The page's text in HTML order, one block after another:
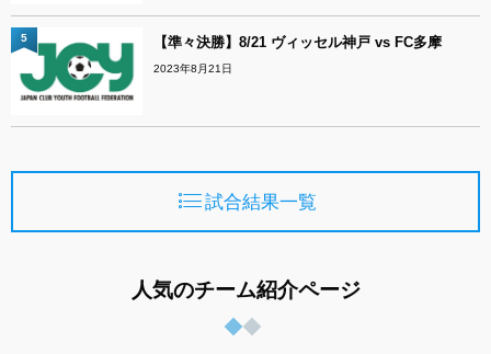
【準々決勝】8/21 ヴィッセル神戸 vs FC多摩
2023年8月21日
5
試合結果一覧
人気のチーム紹介ページ